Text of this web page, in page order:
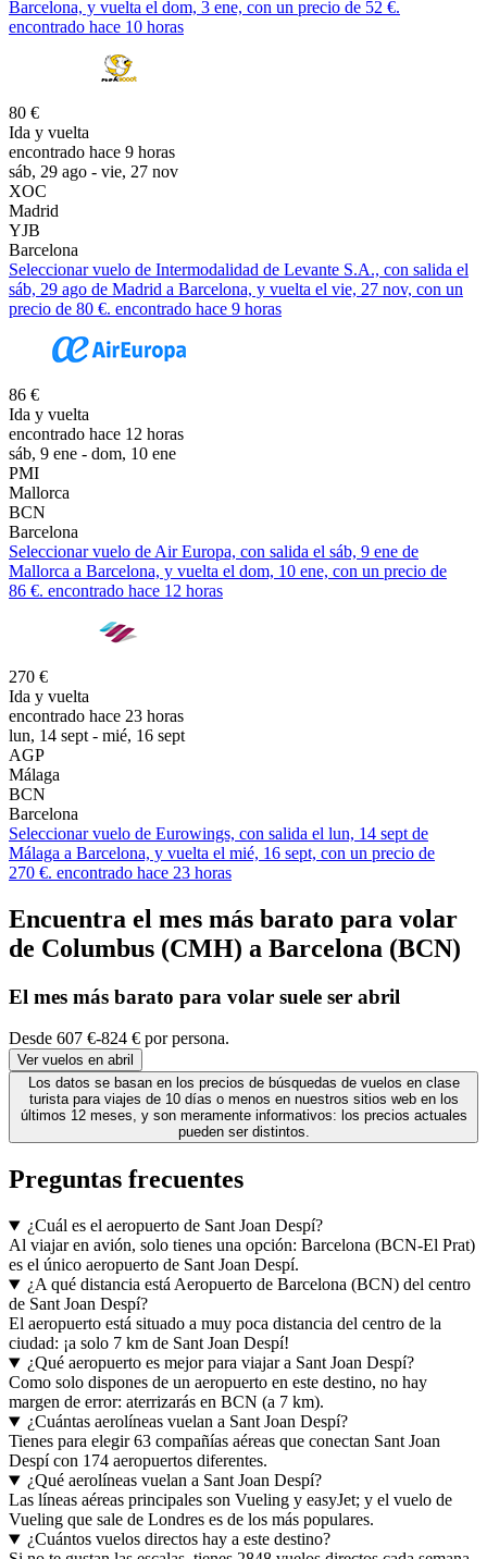
Barcelona, y vuelta el dom, 3 ene, con un precio de 52 €.
encontrado hace 10 horas
80 €
Ida y vuelta
encontrado hace 9 horas
sáb, 29 ago - vie, 27 nov
XOC
Madrid
YJB
Barcelona
Seleccionar vuelo de Intermodalidad de Levante S.A., con salida el
sáb, 29 ago de Madrid a Barcelona, y vuelta el vie, 27 nov, con un
precio de 80 €. encontrado hace 9 horas
86 €
Ida y vuelta
encontrado hace 12 horas
sáb, 9 ene - dom, 10 ene
PMI
Mallorca
BCN
Barcelona
Seleccionar vuelo de Air Europa, con salida el sáb, 9 ene de
Mallorca a Barcelona, y vuelta el dom, 10 ene, con un precio de
86 €. encontrado hace 12 horas
270 €
Ida y vuelta
encontrado hace 23 horas
lun, 14 sept - mié, 16 sept
AGP
Málaga
BCN
Barcelona
Seleccionar vuelo de Eurowings, con salida el lun, 14 sept de
Málaga a Barcelona, y vuelta el mié, 16 sept, con un precio de
270 €. encontrado hace 23 horas
Encuentra el mes más barato para volar
de Columbus (CMH) a Barcelona (BCN)
El mes más barato para volar suele ser abril
Desde 607 €-824 € por persona.
Ver vuelos en abril
Los datos se basan en los precios de búsquedas de vuelos en clase
turista para viajes de 10 días o menos en nuestros sitios web en los
últimos 12 meses, y son meramente informativos: los precios actuales
pueden ser distintos.
Preguntas frecuentes
¿Cuál es el aeropuerto de Sant Joan Despí?
Al viajar en avión, solo tienes una opción: Barcelona (BCN-El Prat)
es el único aeropuerto de Sant Joan Despí.
¿A qué distancia está Aeropuerto de Barcelona (BCN) del centro
de Sant Joan Despí?
El aeropuerto está situado a muy poca distancia del centro de la
ciudad: ¡a solo 7 km de Sant Joan Despí!
¿Qué aeropuerto es mejor para viajar a Sant Joan Despí?
Como solo dispones de un aeropuerto en este destino, no hay
margen de error: aterrizarás en BCN (a 7 km).
¿Cuántas aerolíneas vuelan a Sant Joan Despí?
Tienes para elegir 63 compañías aéreas que conectan Sant Joan
Despí con 174 aeropuertos diferentes.
¿Qué aerolíneas vuelan a Sant Joan Despí?
Las líneas aéreas principales son Vueling y easyJet; y el vuelo de
Vueling que sale de Londres es de los más populares.
¿Cuántos vuelos directos hay a este destino?